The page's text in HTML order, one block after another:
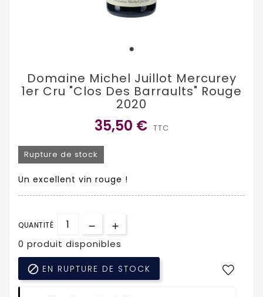
Domaine Michel Juillot Mercurey
1er Cru "Clos Des Barraults" Rouge
2020
35,50 € TTC
Rupture de stock
Un excellent vin rouge !
QUANTITÉ
0 produit disponibles
 EN RUPTURE DE STOCK